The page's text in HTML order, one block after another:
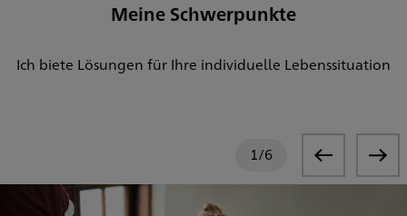
Meine Schwerpunkte
Ich biete Lösungen für Ihre individuelle Lebenssituation
1/6